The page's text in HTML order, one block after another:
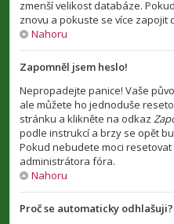
zmenší velikost databáze.
znovu a pokuste se více zapojit
Nahoru
Zapomněl jsem heslo!
Nepropadejte panice! Vaše
ale můžete ho jednoduše
stránku a klikněte na odkaz
podle instrukcí a brzy se opět
Pokud nebudete moci
administrátora fóra.
Nahoru
Proč se automaticky odhlašuji?